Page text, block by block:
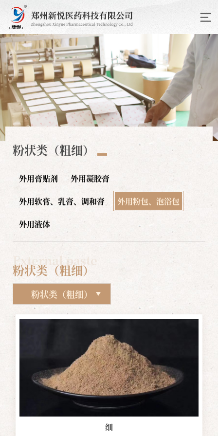
粉状类（粗细）
外用膏贴剂 外用凝胶膏
外用软膏、乳膏、调和膏 外用粉包、泡浴包
外用液体
粉状类（粗细）
External paste
粉状类（粗细）
细